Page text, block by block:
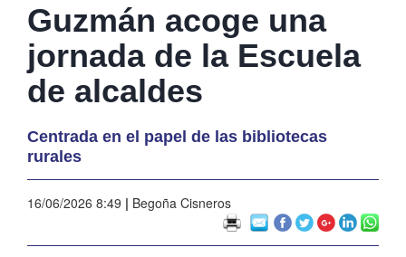
Guzmán acoge una
jornada de la Escuela
de alcaldes
Centrada en el papel de las bibliotecas
rurales
16/06/2026 8:49 | Begoña Cisneros